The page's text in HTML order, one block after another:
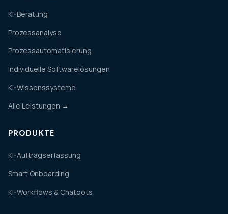
KI-Beratung
Prozessanalyse
Prozessautomatisierung
Individuelle Softwarelösungen
KI-Wissenssysteme
Alle Leistungen →
PRODUKTE
KI-Auftragserfassung
Smart Onboarding
KI-Workflows & Chatbots